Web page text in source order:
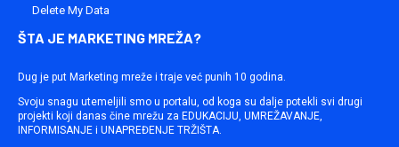
Delete My Data
ŠTA JE MARKETING MREŽA?
Dug je put Marketing mreže i traje već punih 10 godina.
Svoju snagu utemeljili smo u portalu, od koga su dalje potekli svi drugi
projekti koji danas čine mrežu za EDUKACIJU, UMREŽAVANJE,
INFORMISANJE i UNAPREĐENJE TRŽIŠTA.